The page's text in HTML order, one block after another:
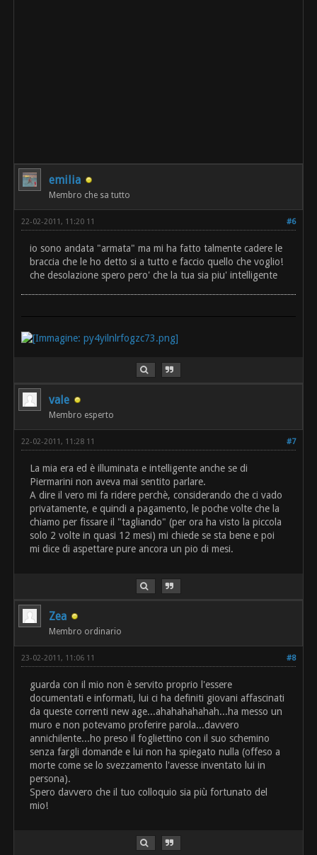
emilia
Membro che sa tutto
#6
22-02-2011, 11:20 11
io sono andata "armata" ma mi ha fatto talmente cadere le
braccia che le ho detto si a tutto e faccio quello che voglio!
che desolazione spero pero' che la tua sia piu' intelligente
vale
Membro esperto
#7
22-02-2011, 11:28 11
La mia era ed è illuminata e intelligente anche se di
Piermarini non aveva mai sentito parlare.
A dire il vero mi fa ridere perchè, considerando che ci vado
privatamente, e quindi a pagamento, le poche volte che la
chiamo per fissare il "tagliando" (per ora ha visto la piccola
solo 2 volte in quasi 12 mesi) mi chiede se sta bene e poi
mi dice di aspettare pure ancora un pio di mesi.
Zea
Membro ordinario
#8
23-02-2011, 11:06 11
guarda con il mio non è servito proprio l'essere
documentati e informati, lui ci ha definiti giovani affascinati
da queste correnti new age...ahahahahahah...ha messo un
muro e non potevamo proferire parola...davvero
annichilente...ho preso il fogliettino con il suo schemino
senza fargli domande e lui non ha spiegato nulla (offeso a
morte come se lo svezzamento l'avesse inventato lui in
persona).
Spero davvero che il tuo colloquio sia più fortunato del
mio!